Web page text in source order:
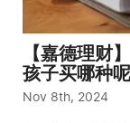
【嘉德理财
孩子买哪种
Nov 8th, 2024